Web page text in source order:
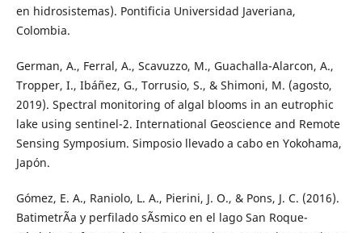
en hidrosistemas). Pontificia Universidad Javeriana,
Colombia.
German, A., Ferral, A., Scavuzzo, M., Guachalla-Alarcon, A.,
Tropper, I., Ibáñez, G., Torrusio, S., & Shimoni, M. (agosto,
2019). Spectral monitoring of algal blooms in an eutrophic
lake using sentinel-2. International Geoscience and Remote
Sensing Symposium. Simposio llevado a cabo en Yokohama,
Japón.
Gómez, E. A., Raniolo, L. A., Pierini, J. O., & Pons, J. C. (2016).
BatimetrÃ­a y perfilado sÃ­smico en el lago San Roque-